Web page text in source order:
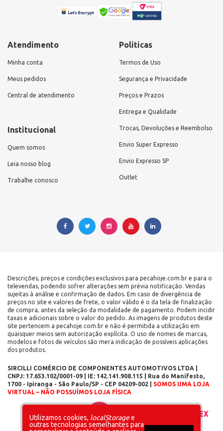
Atendimento
Minha conta
Meus pedidos
Central de atendimento
Institucional
Quem somos
Leia nosso blog
Trabalhe conosco
Políticas
Termos de Uso
Segurança e Privacidade
Preços e Prazos
Entrega e Qualidade
Trocas, Devoluções e Reembolso
Envio Super Expresso
Envio Expresso SP
Outlet
Descrições, preços e condições exclusivos para pecahoje.com.br e para o
televendas, podendo sofrer alterações sem prévia notificação. Vendas
sujeitas à análise e confirmação de dados. Em caso de divergência de
preços no site e valores de frete, o valor válido é o da tela de finalização
de compra, antes da seleção da modalidade de pagamento. Podem incidir
taxas e adicionais sobre o valor do pedido. As imagens de produtos deste
site pertencem a pecahoje.com.br e não é permitida a utilização em
quaisquer meios sem autorização explícita. O uso de nomes de marcas,
modelos e fotos de veículos são mera indicação de possíveis aplicações
dos produtos.
SIRCILLI COMÉRCIO DE COMPONENTES AUTOMOTIVOS LTDA |
CNPJ: 17.653.102/0001-09 | IE: 142.141.908.115 | Rua do Manifesto,
1700 - Ipiranga - São Paulo/SP - CEP 04209-002 | SOMOS UMA LOJA
VIRTUAL – NÃO POSSUÍMOS LOJA FÍSICA
Layout inicial
Utilizamos cookies, localStoragee
outras tecnologias semelhantes para